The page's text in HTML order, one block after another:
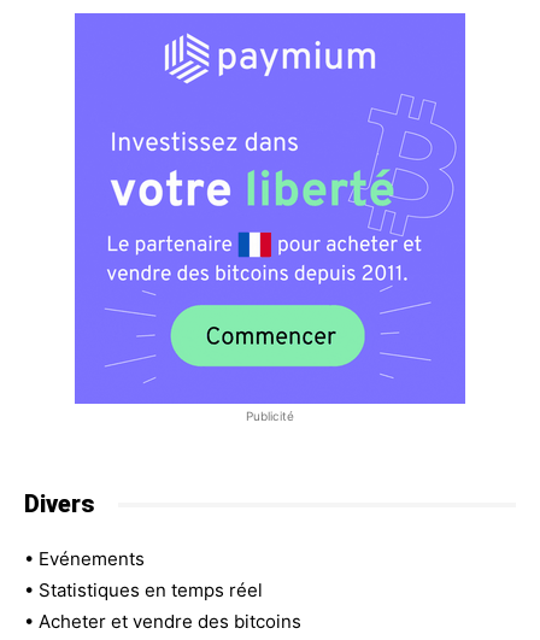
Publicité
Divers
• Evénements
• Statistiques en temps réel
• Acheter et vendre des bitcoins